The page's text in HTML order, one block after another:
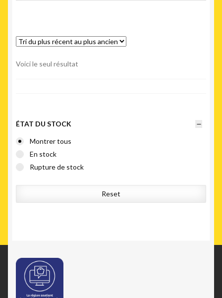
Voici le seul résultat
ÉTAT DU STOCK
Montrer tous
En stock
Rupture de stock
Reset